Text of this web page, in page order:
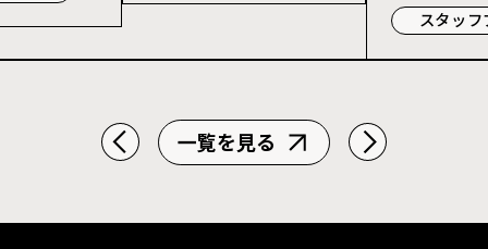
スタッ
一覧を見る